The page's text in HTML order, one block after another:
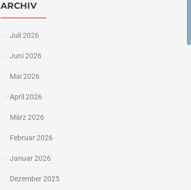
ARCHIV
Juli 2026
Juni 2026
Mai 2026
April 2026
März 2026
Februar 2026
Januar 2026
Dezember 2025